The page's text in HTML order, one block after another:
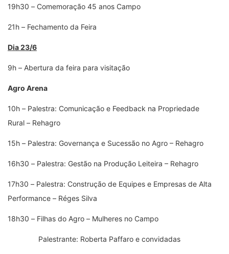
19h30 – Comemoração 45 anos Campo
21h – Fechamento da Feira
Dia 23/6
9h – Abertura da feira para visitação
Agro Arena
10h – Palestra: Comunicação e Feedback na Propriedade
Rural – Rehagro
15h – Palestra: Governança e Sucessão no Agro – Rehagro
16h30 – Palestra: Gestão na Produção Leiteira – Rehagro
17h30 – Palestra: Construção de Equipes e Empresas de Alta
Performance – Réges Silva
18h30 – Filhas do Agro – Mulheres no Campo
Palestrante: Roberta Paffaro e convidadas